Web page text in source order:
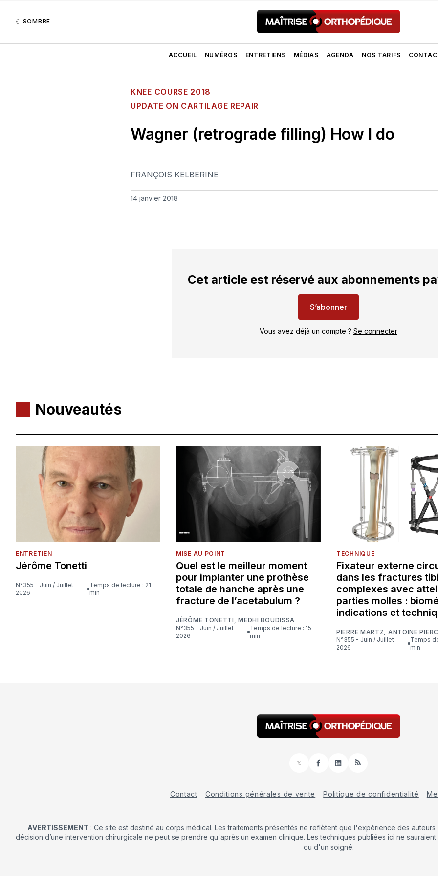
SOMBRE
ACCUEIL NUMÉROS ENTRETIENS MÉDIAS AGENDA NOS TARIFS
KNEE COURSE 2018
UPDATE ON CARTILAGE REPAIR
Wagner (retrograde filling) How I do
FRANÇOIS KELBERINE
14 janvier 2018
Cet article est réservé aux abonnements
S’abonner
Vous avez déjà un compte ? Se connecter
Nouveautés
ENTRETIEN
Jérôme Tonetti
N°355 - Juin / Juillet
2026
Temps de lecture : 21
min
MISE AU POINT
Quel est le meilleur moment
pour implanter une prothèse
totale de hanche après une
fracture de l’acetabulum ?
JÉRÔME TONETTI ,MEDHI BOUDISSA
N°355 - Juin / Juillet
2026
Temps de lecture : 15
min
TECHNIQUE
Fixateur externe
dans les fractures
complexes avec
parties molles :
indications et
PIERRE MARTZ
ANTOINE
N°355 - Juin / Juillet
2026
Temps de lecture : 16
min
𝕏
FacebookLinkedInRSS
Contact Conditions générales de vente Politique de confidentialité
AVERTISSEMENT : Ce site est destiné au corps médical. Les traitements présentés ne reflètent que l'expérience des
décision d’une intervention chirurgicale ne peut se prendre qu'après un examen clinique. Les techniques publiées ici ne
ou d'un soigné.